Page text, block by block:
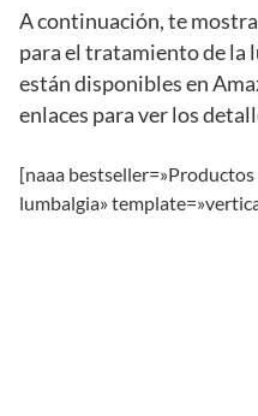
A continuación, te
para el tratamiento de la
están disponibles en
enlaces para ver los
[naaa
lumbalgia»